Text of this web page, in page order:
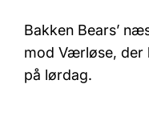
Bakken Bears’
mod Værløse, der
på lørdag.